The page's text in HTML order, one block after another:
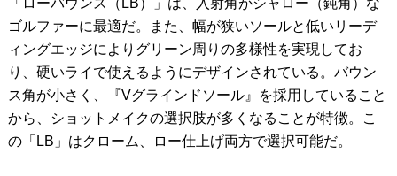
ゴルファーに最適だ。また、幅が狭いソールと低いリーデ
ィングエッジによりグリーン周りの多様性を実現してお
り、硬いライで使えるようにデザインされている。バウン
ス角が小さく、『Vグラインドソール』を採用していること
から、ショットメイクの選択肢が多くなることが特徴。こ
の「LB」はクローム、ロー仕上げ両方で選択可能だ。